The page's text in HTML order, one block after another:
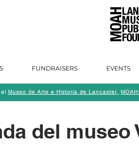
FUNDRAISERS EVENTS
Museo de Arte e Historia de Lancaster,
del museo